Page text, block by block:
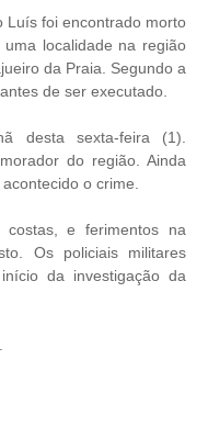
Luís foi encontrado morto
localidade na região
da Praia.
Segundo a
de ser executado.
desta sexta-feira (1).
do região. Ainda
o crime.
e ferimentos na
Os policiais militares
da investigação da